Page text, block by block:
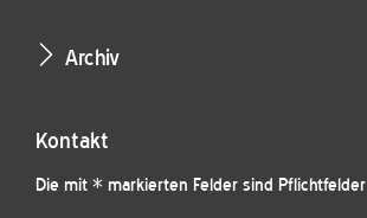
Archiv
Kontakt
Die mit * markierten Felder sind Pflichtfelder